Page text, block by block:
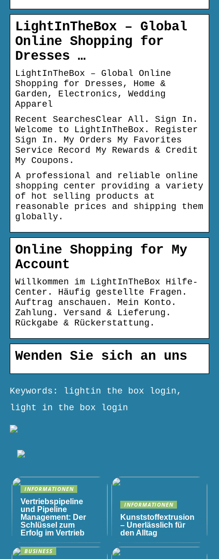
LightInTheBox – Global
Online Shopping for
Dresses …
LightInTheBox – Global Online
Shopping for Dresses, Home &
Garden, Electronics, Wedding
Apparel
Recent SearchesClear All. Sign In.
Welcome to LightInTheBox. Register
Sign In. My Orders My Favorites
Service Record My Rewards & Credit
My Coupons.
A professional and reliable online
shopping center providing a variety
of hot selling products at
reasonable prices and shipping them
globally.
Online Shopping for My
Account
Willkommen im LightInTheBox Hilfe-
Center. Häufig gestellte Fragen.
Auftrag anschauen. Mein Konto.
Zahlung. Versand & Lieferung.
Rückgabe & Rückerstattung.
Wenden Sie sich an uns
Keywords: lightin the box login,
light in the box login
INFORMATIONEN
Vertriebspipeline
und Pipeline
Management: Der
Schlüssel zum
Erfolg im Vertrieb
INFORMATIONEN
Kunststoffextrusion
– Unerlässlich für
den Alltag
BUSINESS